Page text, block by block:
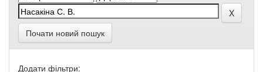
Почати новий пошук
Додати фільтри: